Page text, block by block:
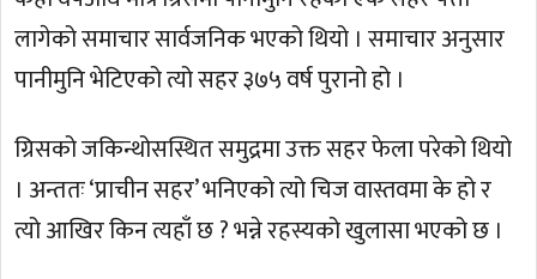
लागेको समाचार सार्वजनिक भएको थियो । समाचार अनुसार
पानीमुनि भेटिएको त्यो सहर ३७५ वर्ष पुरानो हो ।
ग्रिसको जकिन्थोसस्थित समुद्रमा उक्त सहर फेला परेको थियो
। अन्ततः ‘प्राचीन सहर’ भनिएको त्यो चिज वास्तवमा के हो र
त्यो आखिर किन त्यहाँ छ ? भन्ने रहस्यको खुलासा भएको छ ।